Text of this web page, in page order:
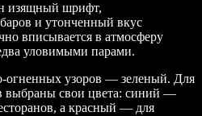
изящный шрифт,
и утонченный вкус
вписывается в атмосферу
уловимыми парами.
огненных узоров — зеленый. Для
выбраны свои цвета: синий —
а красный — для